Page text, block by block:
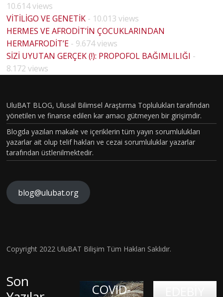
10.614 views
VİTİLİGO VE GENETİK - 10.013 views
HERMES VE AFRODİT’İN ÇOCUKLARINDAN
HERMAFRODİT’E - 9.674 views
SİZİ UYUTAN GERÇEK (!): PROPOFOL BAĞIMLILIĞI -
8.172 views
UluBAT BLOG, Ulusal Bilimsel Araştırma Toplulukları tarafından
yönetilen ve finanse edilen kar amacı gütmeyen bir girişimdir.
Blogda yazılan makale ve içeriklerin tüm yayın sorumlulukları
yazarlar ait olup telif hakları ve cezai sorumluluklar yazarlar
tarafından üstlenilmektedir.
blog@ulubat.org
Copyright 2022 UluBAT Bilişim Tüm Hakları Saklıdır.
SonBalond
Miras
COVID-
ı Dışa